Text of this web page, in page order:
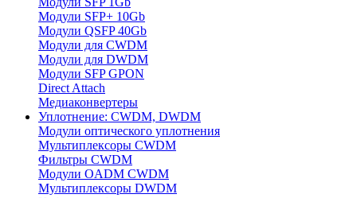
Модули SFP+ 10Gb
Модули QSFP 40Gb
Модули для CWDM
Модули для DWDM
Модули SFP GPON
Direct Attach
Медиаконвертеры
Уплотнение: CWDM, DWDM
Модули оптического уплотнения
Мультиплексоры CWDM
Фильтры CWDM
Модули OADM CWDM
Мультиплексоры DWDM